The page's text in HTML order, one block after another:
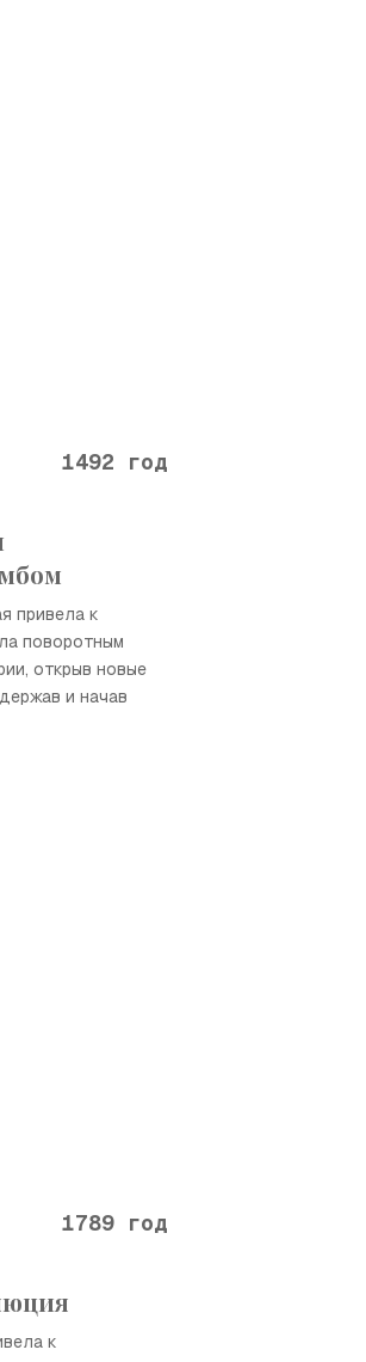
1492 год
привела к
поворотным
открыв новые
и начав
1789 год
к